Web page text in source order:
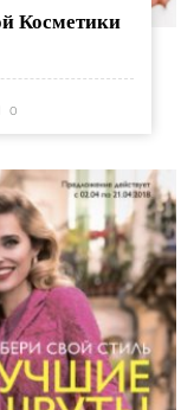
Косметики
0